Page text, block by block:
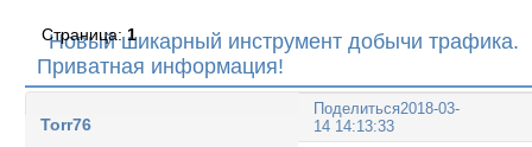
Новый шикарный инструмент добычи трафика.
Приватная информация!
Страница:1
Поделиться2018-03-
14 14:13:33
Torr76